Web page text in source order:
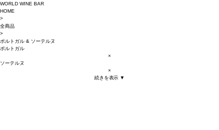
WORLD WINE BAR
HOME
>
全商品
>
ポルトガル& ソーテルヌ
ポルトガル
×
ソーテルヌ
×
続きを表示 ▼